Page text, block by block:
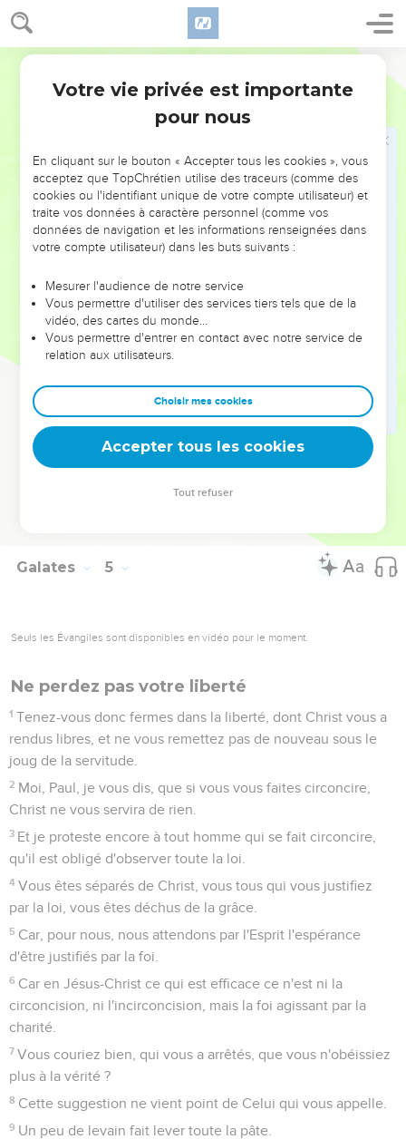
Galates 4
femme libre naquit en vertu de la promesse.
24 Ces choses sont allégoriques ; car ces deux femmes sont
deux alliances, l'une du mont Sina, qui enfante des esclaves,
Car Agar signifie le mont Sina, en Arabie, et elle
correspond à la Jérusalem d'à présent, qui est, en effet,
Mais la Jérusalem d'en haut est libre, et c'est elle qui est la
mère de nous tous.
Car il est écrit : Réjouis-toi, stérile, toi qui n'enfantais
point, éclate et pousse des cris, toi qui n'as pas été en travail
nombreux que ceux de la femme qui avait l'époux.
Pour nous, frères, nous sommes les enfants de la
promesse, de même qu'Isaac.
29
persécutait celui qui était né selon l'Esprit, il en est de même
maintenant.
Mais que dit l'Écriture ? Chasse l'esclave et son fils ; car le
fils de l'esclave ne sera point héritier avec le fils de la femme
Galates 5
Seuls les Évangiles sont disponibles en vidéo pour le moment.
Ne perdez pas votre liberté
1 Tenez-vous donc fermes dans la liberté, dont Christ vous a
rendus libres, et ne vous remettez pas de nouveau sous le
joug de la servitude.
2 Moi, Paul, je vous dis, que si vous vous faites circoncire,
Christ ne vous servira de rien.
3 Et je proteste encore à tout homme qui se fait circoncire,
qu'il est obligé d'observer toute la loi.
4 Vous êtes séparés de Christ, vous tous qui vous justifiez
par la loi, vous êtes déchus de la grâce.
5 Car, pour nous, nous attendons par l'Esprit l'espérance
d'être justifiés par la foi.
6 Car en Jésus-Christ ce qui est efficace ce n'est ni la
circoncision, ni l'incirconcision, mais la foi agissant par la
charité.
7 Vous couriez bien, qui vous a arrêtés, que vous n'obéissiez
plus à la vérité ?
8 Cette suggestion ne vient point de Celui qui vous appelle.
9 Un peu de levain fait lever toute la pâte.
Votre vie privée est importante
pour nous
En cliquant sur le bouton « Accepter tous les cookies », vous
acceptez que TopChrétien utilise des traceurs (comme des
cookies ou l'identifiant unique de votre compte utilisateur) et
traite vos données à caractère personnel (comme vos
données de navigation et les informations renseignées dans
votre compte utilisateur) dans les buts suivants :
Mesurer l'audience de notre service
Vous permettre d'utiliser des services tiers tels que de la
vidéo, des cartes du monde…
Vous permettre d'entrer en contact avec notre service de
relation aux utilisateurs.
Choisir mes cookies
Accepter tous les cookies
Tout refuser